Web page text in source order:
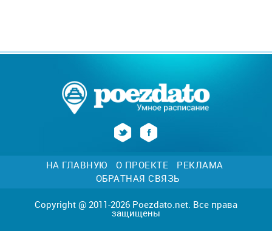
НА ГЛАВНУЮ О ПРОЕКТЕ
РЕКЛАМА
ОБРАТНАЯ СВЯЗЬ
Copyright @ 2011-2026 Poezdato.net. Все права
защищены